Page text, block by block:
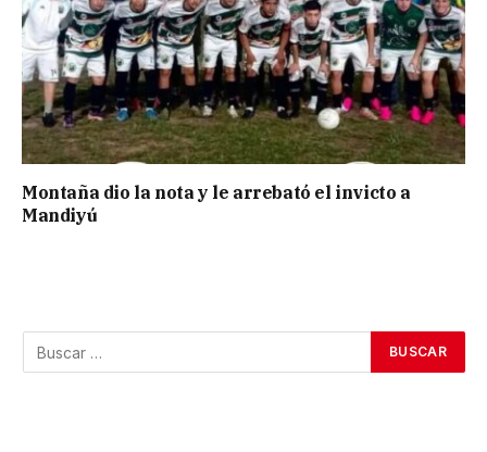
Montaña dio la nota y le arrebató el invicto a
Mandiyú